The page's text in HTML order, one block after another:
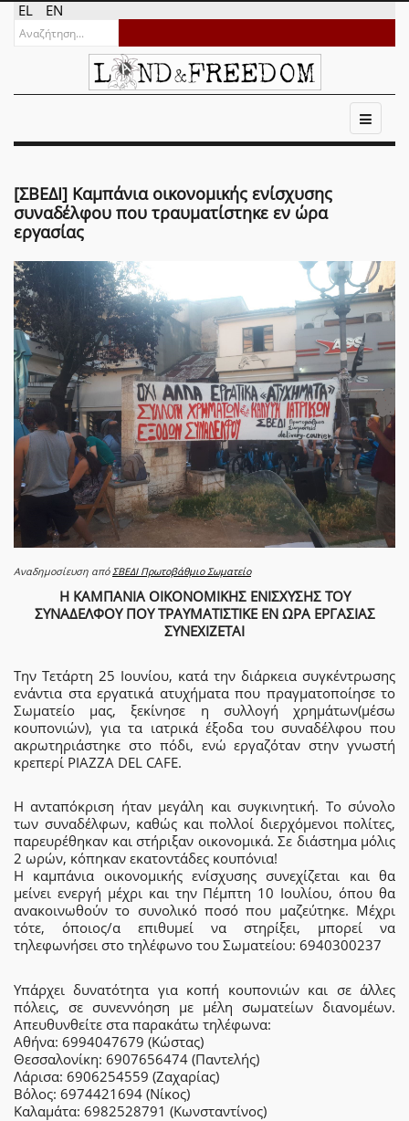
EL EN
[ΣΒΕΔΙ] Καμπάνια οικονομικής ενίσχυσης
συναδέλφου που τραυματίστηκε εν ώρα
εργασίας
Αναδημοσίευση από ΣΒΕΔΙ Πρωτοβάθμιο Σωματείο
Η ΚΑΜΠΑΝΙΑ ΟΙΚΟΝΟΜΙΚΗΣ ΕΝΙΣΧΥΣΗΣ ΤΟΥ
ΣΥΝΑΔΕΛΦΟΥ ΠΟΥ ΤΡΑΥΜΑΤΙΣΤΙΚΕ ΕΝ ΩΡΑ ΕΡΓΑΣΙΑΣ
ΣΥΝΕΧΙΖΕΤΑΙ
Την Τετάρτη 25 Ιουνίου, κατά την διάρκεια συγκέντρωσης
ενάντια στα εργατικά ατυχήματα που πραγματοποίησε το
Σωματείο μας, ξεκίνησε η συλλογή χρημάτων(μέσω
κουπονιών), για τα ιατρικά έξοδα του συναδέλφου που
ακρωτηριάστηκε στο πόδι, ενώ εργαζόταν στην γνωστή
κρεπερί PIAZZA DEL CAFE.
Η ανταπόκριση ήταν μεγάλη και συγκινητική. Το σύνολο
των συναδέλφων, καθώς και πολλοί διερχόμενοι πολίτες,
παρευρέθηκαν και στήριξαν οικονομικά. Σε διάστημα μόλις
2 ωρών, κόπηκαν εκατοντάδες κουπόνια!
Η καμπάνια οικονομικής ενίσχυσης συνεχίζεται και θα
μείνει ενεργή μέχρι και την Πέμπτη 10 Ιουλίου, όπου θα
ανακοινωθούν το συνολικό ποσό που μαζεύτηκε. Μέχρι
τότε, όποιος/α επιθυμεί να στηρίξει, μπορεί να
τηλεφωνήσει στο τηλέφωνο του Σωματείου: 6940300237
Υπάρχει δυνατότητα για κοπή κουπονιών και σε άλλες
πόλεις, σε συνεννόηση με μέλη σωματείων διανομέων.
Απευθυνθείτε στα παρακάτω τηλέφωνα:
Αθήνα: 6994047679 (Κώστας)
Θεσσαλονίκη: 6907656474 (Παντελής)
Λάρισα: 6906254559 (Ζαχαρίας)
Βόλος: 6974421694 (Νίκος)
Καλαμάτα: 6982528791 (Κωνσταντίνος)